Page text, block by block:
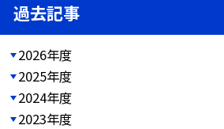
過去記事
2026年度
2025年度
2024年度
2023年度